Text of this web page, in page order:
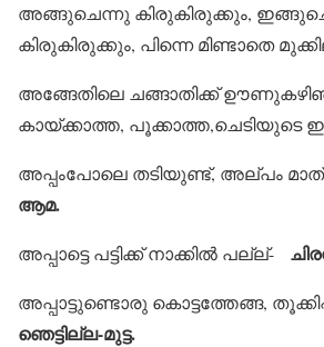
അങ്ങുചെന്നു കിരുകിരുക്കും,
കിരുകിരുക്കും, പിന്നെ മിണ്ടാതെ
അങ്ങേതിലെ ചങ്ങാതിക്ക്
കായ്ക്കാത്ത, പൂക്കാത്ത,ചെടിയുടെ
അപ്പംപോലെ തടിയുണ്ട്, അല്പം
ആമ.
അപ്പാട്ടെ പട്ടിക്ക് നാക്കില്‍ പല്ല്-
അപ്പാട്ടുണ്ടൊരു കൊട്ടത്തേങ്ങ,
ഞെട്ടില്ല-മുട്ട.